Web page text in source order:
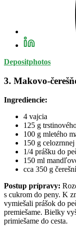
Depositphotos
3. Makovo-
Ingrediencie:
4 vajcia
125 g
100 g mletého
150 g
1/4 prášku do
150 ml
cca 350 g čerešní
Postup prípravy:
s cukrom do peny. K
vymiešali prášok do
premiešame. Bielky
primiešame do cesta.